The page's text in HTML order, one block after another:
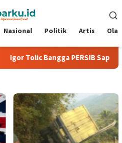
Nasional Politik Artis
Igor Tolic Bangga PERSIB Sapu